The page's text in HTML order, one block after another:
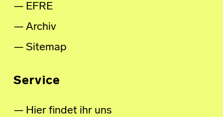
EFRE
Archiv
Sitemap
Service
Hier findet ihr uns